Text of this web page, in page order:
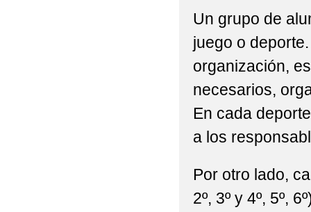
Un grupo de
juego o
organización,
necesarios,
En cada
a los
Por otro lado,
2º, 3º y 4º, 5º,